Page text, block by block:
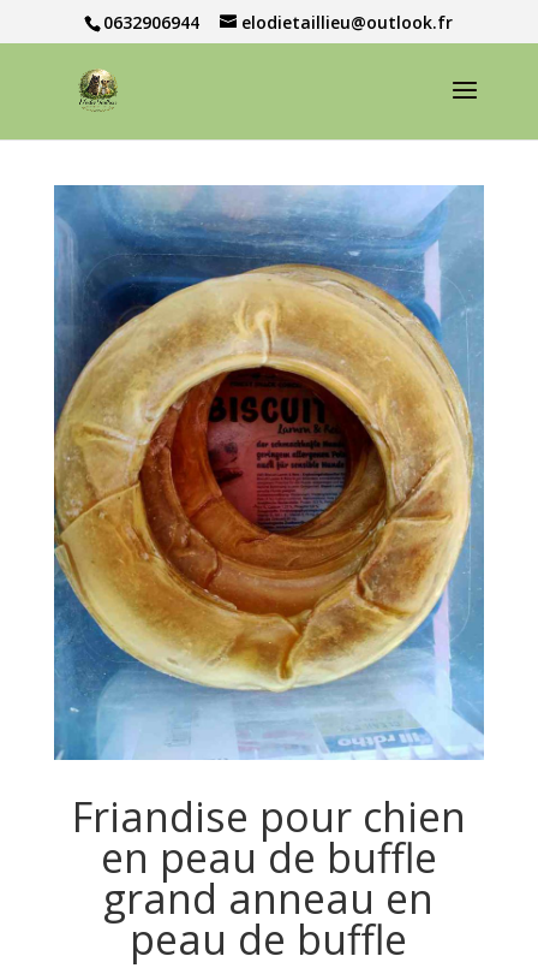
0632906944 elodietaillieu@outlook.fr
Friandise pour chien
en peau de buffle
grand anneau en
peau de buffle